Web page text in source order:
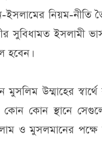
ইসলামের নিয়ম-
সুবিধামত ইসলামী
হবেন।
উম্মাহের
কোন কোন স্থানে
ও মুসলমানের